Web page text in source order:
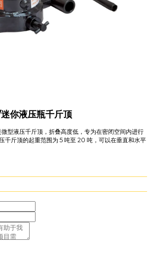
你液压瓶千斤顶
型液压千斤顶，折叠高度低，专为在密闭空间内进行
千斤顶的起重范围为 5 吨至 20 吨，可以在垂直和水平